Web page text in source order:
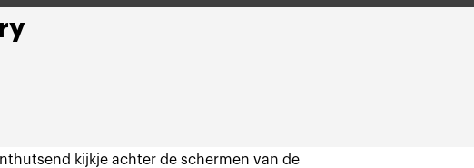
kijkje achter de schermen van de